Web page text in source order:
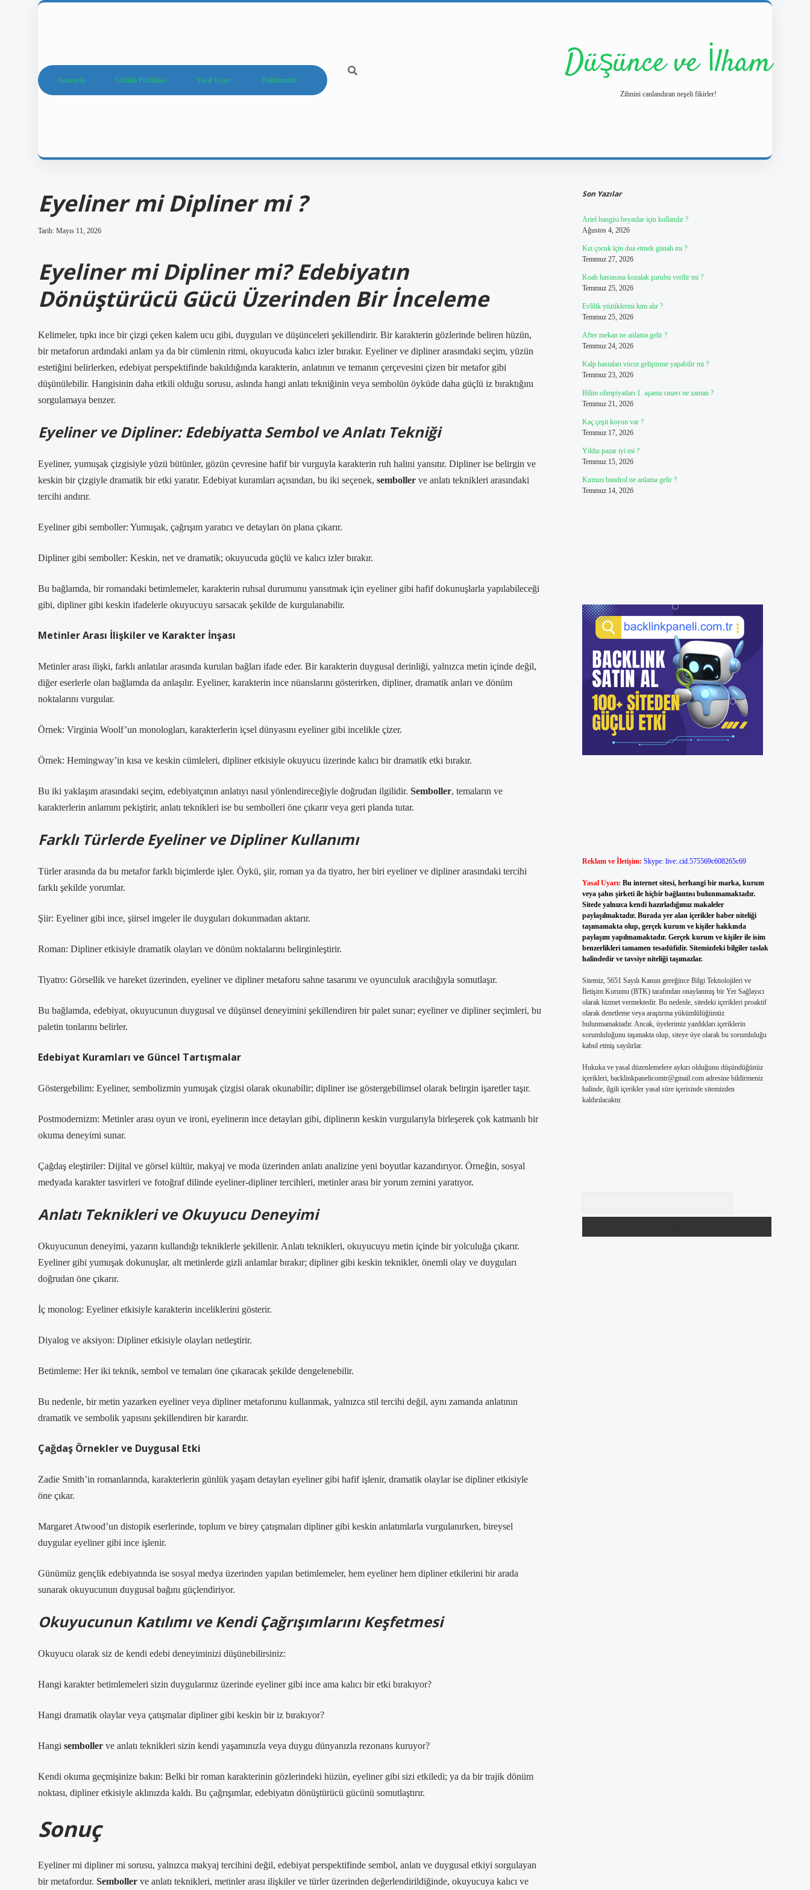
Anasayfa Gizlilik Politikası Yasal Uyarı Hakkımızda Düşünce ve İlham
Zihnini canlandıran neşeli fikirler!
Eyeliner mi Dipliner mi ?
Tarih: Mayıs 11, 2026
Eyeliner mi Dipliner mi? Edebiyatın
Dönüştürücü Gücü Üzerinden Bir İnceleme
Kelimeler, tıpkı ince bir çizgi çeken kalem ucu gibi, duyguları ve düşünceleri şekillendirir. Bir karakterin gözlerinde beliren hüzün,
bir metaforun ardındaki anlam ya da bir cümlenin ritmi, okuyucuda kalıcı izler bırakır. Eyeliner ve dipliner arasındaki seçim, yüzün
estetiğini belirlerken, edebiyat perspektifinde bakıldığında karakterin, anlatının ve temanın çerçevesini çizen bir metafor gibi
düşünülebilir. Hangisinin daha etkili olduğu sorusu, aslında hangi anlatı tekniğinin veya sembolün öyküde daha güçlü iz bıraktığını
sorgulamaya benzer.
Eyeliner ve Dipliner: Edebiyatta Sembol ve Anlatı Tekniği
Eyeliner, yumuşak çizgisiyle yüzü bütünler, gözün çevresine hafif bir vurguyla karakterin ruh halini yansıtır. Dipliner ise belirgin ve
keskin bir çizgiyle dramatik bir etki yaratır. Edebiyat kuramları açısından, bu iki seçenek, semboller ve anlatı teknikleri arasındaki
tercihi andırır.
Eyeliner gibi semboller: Yumuşak, çağrışım yaratıcı ve detayları ön plana çıkarır.
Dipliner gibi semboller: Keskin, net ve dramatik; okuyucuda güçlü ve kalıcı izler bırakır.
Bu bağlamda, bir romandaki betimlemeler, karakterin ruhsal durumunu yansıtmak için eyeliner gibi hafif dokunuşlarla yapılabileceği
gibi, dipliner gibi keskin ifadelerle okuyucuyu sarsacak şekilde de kurgulanabilir.
Metinler Arası İlişkiler ve Karakter İnşası
Metinler arası ilişki, farklı anlatılar arasında kurulan bağları ifade eder. Bir karakterin duygusal derinliği, yalnızca metin içinde değil,
diğer eserlerle olan bağlamda da anlaşılır. Eyeliner, karakterin ince nüanslarını gösterirken, dipliner, dramatik anları ve dönüm
noktalarını vurgular.
Örnek: Virginia Woolf’un monologları, karakterlerin içsel dünyasını eyeliner gibi incelikle çizer.
Örnek: Hemingway’in kısa ve keskin cümleleri, dipliner etkisiyle okuyucu üzerinde kalıcı bir dramatik etki bırakır.
Bu iki yaklaşım arasındaki seçim, edebiyatçının anlatıyı nasıl yönlendireceğiyle doğrudan ilgilidir. Semboller, temaların ve
karakterlerin anlamını pekiştirir, anlatı teknikleri ise bu sembolleri öne çıkarır veya geri planda tutar.
Farklı Türlerde Eyeliner ve Dipliner Kullanımı
Türler arasında da bu metafor farklı biçimlerde işler. Öykü, şiir, roman ya da tiyatro, her biri eyeliner ve dipliner arasındaki tercihi
farklı şekilde yorumlar.
Şiir: Eyeliner gibi ince, şiirsel imgeler ile duyguları dokunmadan aktarır.
Roman: Dipliner etkisiyle dramatik olayları ve dönüm noktalarını belirginleştirir.
Tiyatro: Görsellik ve hareket üzerinden, eyeliner ve dipliner metaforu sahne tasarımı ve oyunculuk aracılığıyla somutlaşır.
Bu bağlamda, edebiyat, okuyucunun duygusal ve düşünsel deneyimini şekillendiren bir palet sunar; eyeliner ve dipliner seçimleri, bu
paletin tonlarını belirler.
Edebiyat Kuramları ve Güncel Tartışmalar
Göstergebilim: Eyeliner, sembolizmin yumuşak çizgisi olarak okunabilir; dipliner ise göstergebilimsel olarak belirgin işaretler taşır.
Postmodernizm: Metinler arası oyun ve ironi, eyelinerın ince detayları gibi, diplinerın keskin vurgularıyla birleşerek çok katmanlı bir
okuma deneyimi sunar.
Çağdaş eleştiriler: Dijital ve görsel kültür, makyaj ve moda üzerinden anlatı analizine yeni boyutlar kazandırıyor. Örneğin, sosyal
medyada karakter tasvirleri ve fotoğraf dilinde eyeliner-dipliner tercihleri, metinler arası bir yorum zemini yaratıyor.
Anlatı Teknikleri ve Okuyucu Deneyimi
Okuyucunun deneyimi, yazarın kullandığı tekniklerle şekillenir. Anlatı teknikleri, okuyucuyu metin içinde bir yolculuğa çıkarır.
Eyeliner gibi yumuşak dokunuşlar, alt metinlerde gizli anlamlar bırakır; dipliner gibi keskin teknikler, önemli olay ve duyguları
doğrudan öne çıkarır.
İç monolog: Eyeliner etkisiyle karakterin inceliklerini gösterir.
Diyalog ve aksiyon: Dipliner etkisiyle olayları netleştirir.
Betimleme: Her iki teknik, sembol ve temaları öne çıkaracak şekilde dengelenebilir.
Bu nedenle, bir metin yazarken eyeliner veya dipliner metaforunu kullanmak, yalnızca stil tercihi değil, aynı zamanda anlatının
dramatik ve sembolik yapısını şekillendiren bir karardır.
Çağdaş Örnekler ve Duygusal Etki
Zadie Smith’in romanlarında, karakterlerin günlük yaşam detayları eyeliner gibi hafif işlenir, dramatik olaylar ise dipliner etkisiyle
öne çıkar.
Margaret Atwood’un distopik eserlerinde, toplum ve birey çatışmaları dipliner gibi keskin anlatımlarla vurgulanırken, bireysel
duygular eyeliner gibi ince işlenir.
Günümüz gençlik edebiyatında ise sosyal medya üzerinden yapılan betimlemeler, hem eyeliner hem dipliner etkilerini bir arada
sunarak okuyucunun duygusal bağını güçlendiriyor.
Okuyucunun Katılımı ve Kendi Çağrışımlarını Keşfetmesi
Okuyucu olarak siz de kendi edebi deneyiminizi düşünebilirsiniz:
Hangi karakter betimlemeleri sizin duygularınız üzerinde eyeliner gibi ince ama kalıcı bir etki bırakıyor?
Hangi dramatik olaylar veya çatışmalar dipliner gibi keskin bir iz bırakıyor?
Hangi semboller ve anlatı teknikleri sizin kendi yaşamınızla veya duygu dünyanızla rezonans kuruyor?
Kendi okuma geçmişinize bakın: Belki bir roman karakterinin gözlerindeki hüzün, eyeliner gibi sizi etkiledi; ya da bir trajik dönüm
noktası, dipliner etkisiyle aklınızda kaldı. Bu çağrışımlar, edebiyatın dönüştürücü gücünü somutlaştırır.
Sonuç
Eyeliner mi dipliner mi sorusu, yalnızca makyaj tercihini değil, edebiyat perspektifinde sembol, anlatı ve duygusal etkiyi sorgulayan
bir metafordur. Semboller ve anlatı teknikleri, metinler arası ilişkiler ve türler üzerinden değerlendirildiğinde, okuyucuya kalıcı ve
Son Yazılar
Ariel hangisi beyazlar için kullanılır ?
Ağustos 4, 2026
Kız çocuk için dua etmek günah mı ?
Temmuz 27, 2026
Koah hastasına kozalak şurubu verilir mi ?
Temmuz 25, 2026
Evlilik yüzüklerini kim alır ?
Temmuz 25, 2026
After mekan ne anlama gelir ?
Temmuz 24, 2026
Kalp hastaları vücut geliştirme yapabilir mi ?
Temmuz 23, 2026
Bilim olimpiyatları 1. aşama sınavı ne zaman ?
Temmuz 21, 2026
Kaç çeşit koyun var ?
Temmuz 17, 2026
Yıldız pazar iyi mi ?
Temmuz 15, 2026
Kırmızı bandrol ne anlama gelir ?
Temmuz 14, 2026
Reklam ve İletişim: Skype: live:.cid.575569c608265c69
Yasal Uyarı: Bu internet sitesi, herhangi bir marka, kurum
veya şahıs şirketi ile hiçbir bağlantısı bulunmamaktadır.
Sitede yalnızca kendi hazırladığımız makaleler
paylaşılmaktadır. Burada yer alan içerikler haber niteliği
taşımamakta olup, gerçek kurum ve kişiler hakkında
paylaşım yapılmamaktadır. Gerçek kurum ve kişiler ile isim
benzerlikleri tamamen tesadüfidir. Sitemizdeki bilgiler taslak
halindedir ve tavsiye niteliği taşımazlar.
Sitemiz, 5651 Sayılı Kanun gereğince Bilgi Teknolojileri ve
İletişim Kurumu (BTK) tarafından onaylanmış bir Yer Sağlayıcı
olarak hizmet vermektedir. Bu nedenle, sitedeki içerikleri proaktif
olarak denetleme veya araştırma yükümlülüğümüz
bulunmamaktadır. Ancak, üyelerimiz yazdıkları içeriklerin
sorumluluğunu taşımakta olup, siteye üye olarak bu sorumluluğu
kabul etmiş sayılırlar.
Hukuka ve yasal düzenlemelere aykırı olduğunu düşündüğünüz
içerikleri, backlinkpanelicomtr@gmail.comadresine bildirmeniz
halinde, ilgili içerikler yasal süre içerisinde sitemizden
kaldırılacaktır.